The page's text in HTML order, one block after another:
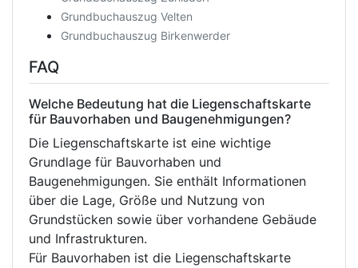
Grundbuchauszug Velten
Grundbuchauszug Birkenwerder
FAQ
Welche Bedeutung hat die Liegenschaftskarte
für Bauvorhaben und Baugenehmigungen?
Die Liegenschaftskarte ist eine wichtige
Grundlage für Bauvorhaben und
Baugenehmigungen. Sie enthält Informationen
über die Lage, Größe und Nutzung von
Grundstücken sowie über vorhandene Gebäude
und Infrastrukturen.
Für Bauvorhaben ist die Liegenschaftskarte